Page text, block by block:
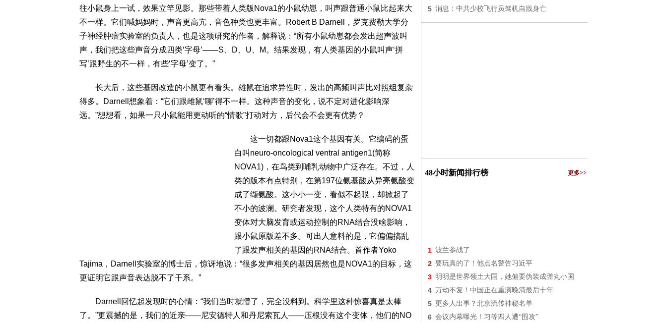
往小鼠身上一试，效果立竿见影。那些带着人类版Nova1的小鼠幼崽，叫声跟普通小鼠比起来大
不一样。它们喊妈妈时，声音更高亢，音色种类也更丰富。Robert B Darnell，罗克费勒大学分
子神经肿瘤实验室的负责人，也是这项研究的作者，解释说：“所有小鼠幼崽都会发出超声波叫
声，我们把这些声音分成四类‘字母’——S、D、U、M。结果发现，有人类基因的小鼠叫声‘拼
写’跟野生的不一样，有些‘字母’变了。”
长大后，这些基因改造的小鼠更有看头。雄鼠在追求异性时，发出的高频叫声比对照组复杂
得多。Darnell想象着：“它们跟雌鼠‘聊’得不一样。这种声音的变化，说不定对进化影响深
远。”想想看，如果一只小鼠能用更动听的“情歌”打动对方，后代会不会更有优势？
这一切都跟Nova1这个基因有关。它编码的蛋
白叫neuro-oncological ventral antigen1(简称
NOVA1)，在鸟类到哺乳动物中广泛存在。不过，人
类的版本有点特别，在第197位氨基酸从异亮氨酸变
成了缬氨酸。这小小一变，看似不起眼，却掀起了
不小的波澜。研究者发现，这个人类特有的NOVA1
变体对大脑发育或运动控制的RNA结合没啥影响，
跟小鼠原版差不多。可出人意料的是，它偏偏搞乱
了跟发声相关的基因的RNA结合。首作者Yoko
Tajima，Darnell实验室的博士后，惊讶地说：“很多发声相关的基因居然也是NOVA1的目标，这
更证明它跟声音表达脱不了干系。”
Darnell回忆起发现时的心情：“我们当时就懵了，完全没料到。科学里这种惊喜真是太棒
了。”更震撼的是，我们的近亲——尼安德特人和丹尼索瓦人——压根没有这个变体，他们的NO
5 消息：中共少校飞行员驾机自戕身亡
48小时新闻排行榜 更多>>
1 波兰参战了
2 要玩真的了！他点名警告习近平
3 明明是世界领土大国，她偏要伪装成弹丸小国
4 万劫不复！中国正在重演晚清最后十年
5 更多人出事？北京流传神秘名单
6 会议内幕曝光！习等四人遭“围攻”